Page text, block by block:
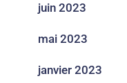
juin 2023
mai 2023
janvier 2023